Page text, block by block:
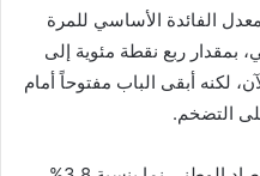
الفائدة الأساسي للمرة
بمقدار ربع نقطة مئوية إلى
لكنه أبقى الباب مفتوحاً أمام
التضخم.